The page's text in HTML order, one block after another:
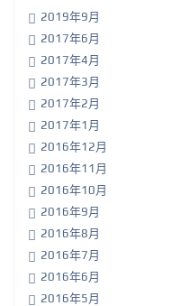
2019年9月
2017年6月
2017年4月
2017年3月
2017年2月
2017年1月
2016年12月
2016年11月
2016年10月
2016年9月
2016年8月
2016年7月
2016年6月
2016年5月